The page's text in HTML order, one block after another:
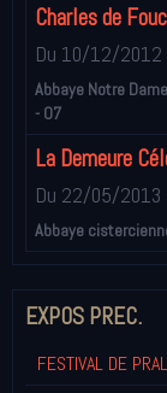
Charles de
Du 10/12/2012
Abbaye Notre
- 07
La Demeure
Du 22/05/2013
Abbaye
EXPOS PREC.
FESTIVAL DE